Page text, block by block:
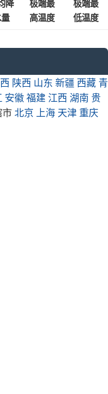
降
极端最
高温度
极端最
低温度
陕西 山东 新疆 西藏 青
安徽福建 江西 湖南 贵
市北京 上海 天津 重庆